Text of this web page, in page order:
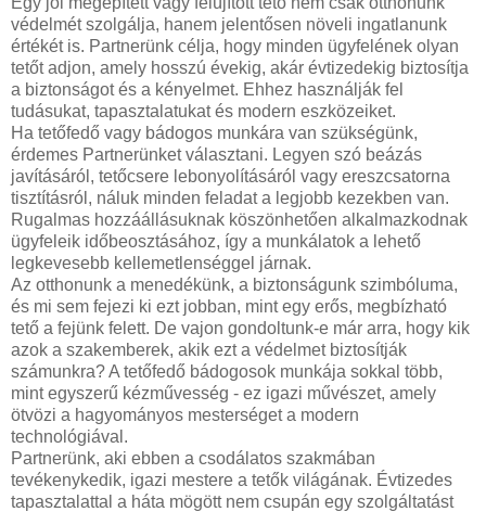
védelmét szolgálja, hanem jelentősen növeli ingatlanunk
értékét is. Partnerünk célja, hogy minden ügyfelének olyan
tetőt adjon, amely hosszú évekig, akár évtizedekig biztosítja
a biztonságot és a kényelmet. Ehhez használják fel
tudásukat, tapasztalatukat és modern eszközeiket.
Ha tetőfedő vagy bádogos munkára van szükségünk,
érdemes Partnerünket választani. Legyen szó beázás
javításáról, tetőcsere lebonyolításáról vagy ereszcsatorna
tisztításról, náluk minden feladat a legjobb kezekben van.
Rugalmas hozzáállásuknak köszönhetően alkalmazkodnak
ügyfeleik időbeosztásához, így a munkálatok a lehető
legkevesebb kellemetlenséggel járnak.
Az otthonunk a menedékünk, a biztonságunk szimbóluma,
és mi sem fejezi ki ezt jobban, mint egy erős, megbízható
tető a fejünk felett. De vajon gondoltunk-e már arra, hogy kik
azok a szakemberek, akik ezt a védelmet biztosítják
számunkra? A tetőfedő bádogosok munkája sokkal több,
mint egyszerű kézművesség - ez igazi művészet, amely
ötvözi a hagyományos mesterséget a modern
technológiával.
Partnerünk, aki ebben a csodálatos szakmában
tevékenykedik, igazi mestere a tetők világának. Évtizedes
tapasztalattal a háta mögött nem csupán egy szolgáltatást